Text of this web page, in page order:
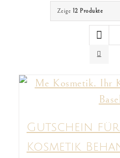
Zeige 12 Produkte
Gutschein für
Kosmetik